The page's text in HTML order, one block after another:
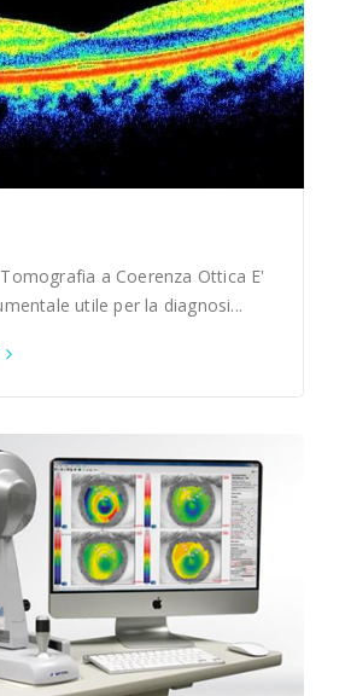
a Coerenza Ottica E'
utile per la diagnosi...